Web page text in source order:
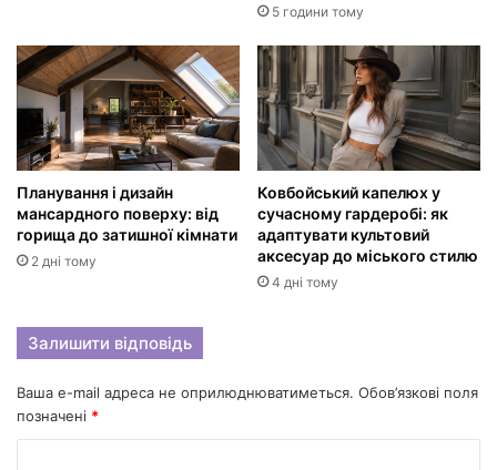
5 години тому
Планування і дизайн
мансардного поверху: від
горища до затишної кімнати
2 дні тому
Ковбойський капелюх у
сучасному гардеробі: як
адаптувати культовий
аксесуар до міського стилю
4 дні тому
Залишити відповідь
Ваша e-mail адреса не оприлюднюватиметься. Обов’язкові поля
позначені *